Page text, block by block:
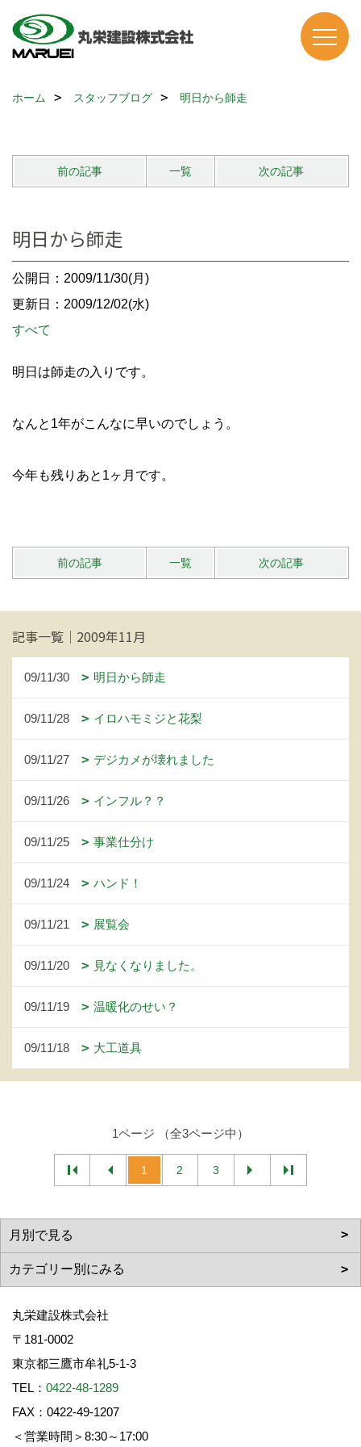
ホーム スタッフブログ 明日から師走
前の記事 一覧 次の記事
明日から師走
公開日：2009/11/30(月)
更新日：2009/12/02(水)
すべて
明日は師走の入りです。
なんと1年がこんなに早いのでしょう。
今年も残りあと1ヶ月です。
前の記事 一覧 次の記事
記事一覧｜2009年11月
09/11/30 明日から師走
09/11/28 イロハモミジと花梨
09/11/27 デジカメが壊れました
09/11/26 インフル？？
09/11/25 事業仕分け
09/11/24 ハンド！
09/11/21 展覧会
09/11/20 見なくなりました。
09/11/19 温暖化のせい？
09/11/18 大工道具
1ページ （全3ページ中）
1 2 3
丸栄建設株式会社
〒181-0002
東京都三鷹市牟礼5-1-3
TEL： 0422-48-1289
FAX：0422-49-1207
＜営業時間＞8:30～17:00